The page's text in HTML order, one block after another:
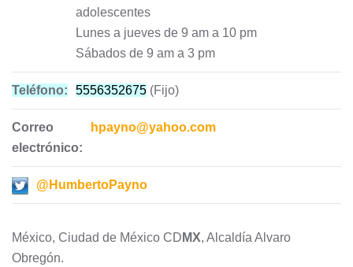
adolescentes
Lunes a jueves de 9 am a 10 pm
Sábados de 9 am a 3 pm
Teléfono: 5556352675 (Fijo)
Correo
electrónico:
hpayno@yahoo.com
@HumbertoPayno
México, Ciudad de México CD MX, Alcaldía Alvaro
Obregón.